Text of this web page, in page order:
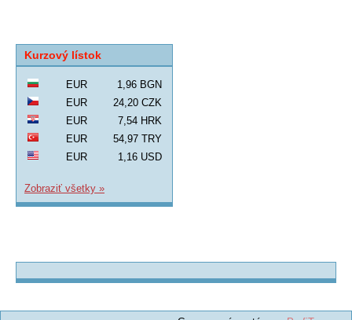
Kurzový lístok
EUR
1,96 BGN
EUR
24,20 CZK
EUR
7,54 HRK
EUR
54,97 TRY
EUR
1,16 USD
Zobraziť všetky »